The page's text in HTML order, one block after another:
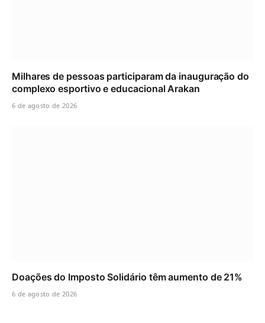
Milhares de pessoas participaram da inauguração do
complexo esportivo e educacional Arakan
6 de agosto de 2026
Doações do Imposto Solidário têm aumento de 21%
6 de agosto de 2026